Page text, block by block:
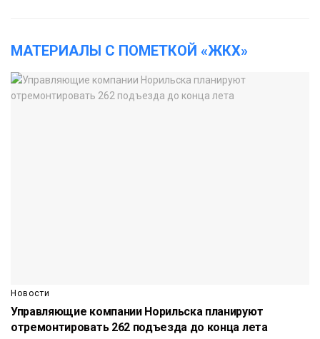
МАТЕРИАЛЫ С ПОМЕТКОЙ «ЖКХ»
Новости
Управляющие компании Норильска планируют
отремонтировать 262 подъезда до конца лета